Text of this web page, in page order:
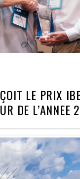
LE PRIX
DE L’ANNEE